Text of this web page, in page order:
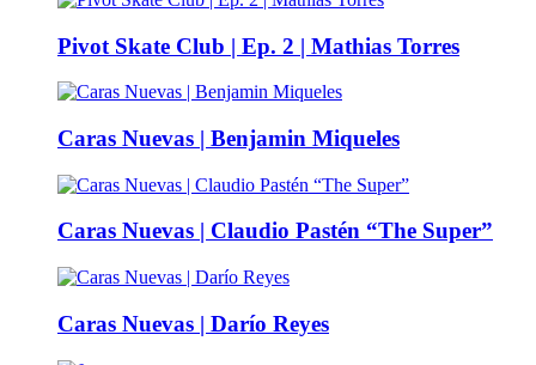
Pivot Skate Club | Ep. 2 | Mathias Torres
Caras Nuevas | Benjamin Miqueles
Caras Nuevas | Claudio Pastén “The Super”
Caras Nuevas | Darío Reyes